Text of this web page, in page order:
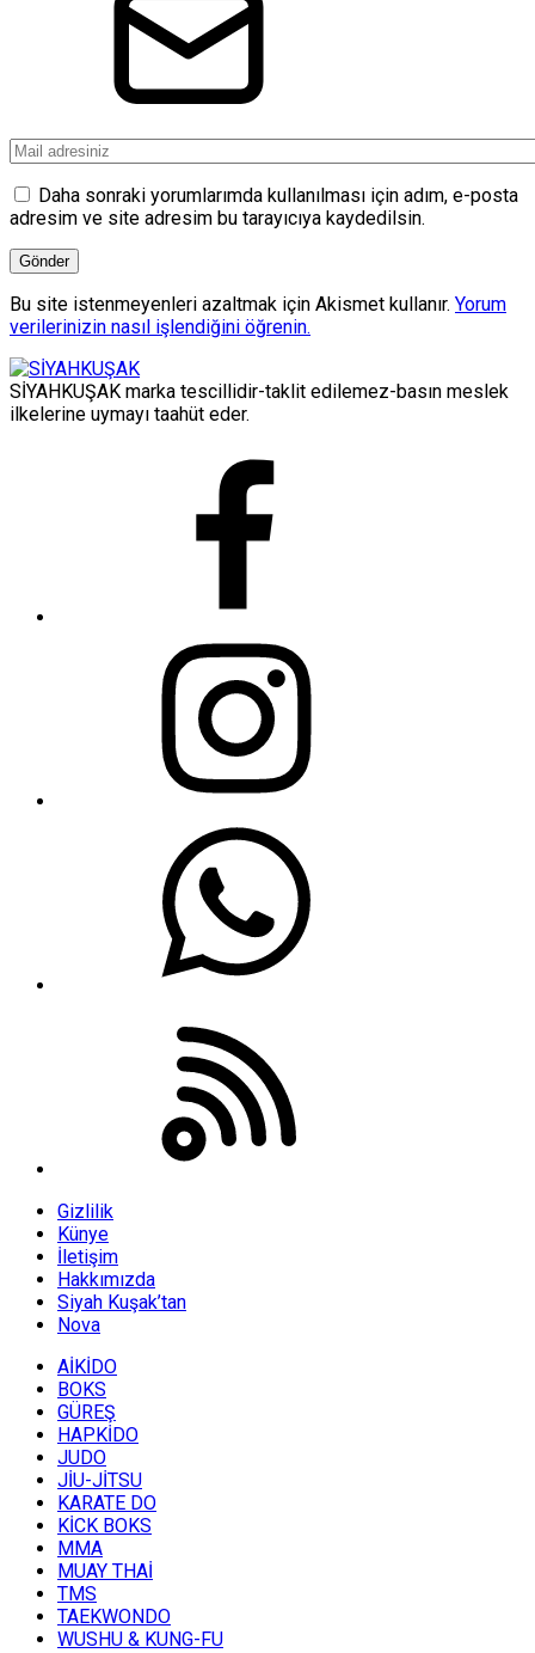
Daha sonraki yorumlarımda kullanılması için adım, e-posta
adresim ve site adresim bu tarayıcıya kaydedilsin.
Bu site istenmeyenleri azaltmak için Akismet kullanır. Yorum
verilerinizin nasıl işlendiğini öğrenin.
SİYAHKUŞAK marka tescillidir-taklit edilemez-basın meslek
ilkelerine uymayı taahüt eder.
Gizlilik
Künye
İletişim
Hakkımızda
Siyah Kuşak’tan
Nova
AİKİDO
BOKS
GÜREŞ
HAPKİDO
JUDO
JİU-JİTSU
KARATE DO
KİCK BOKS
MMA
MUAY THAİ
TMS
TAEKWONDO
WUSHU & KUNG-FU